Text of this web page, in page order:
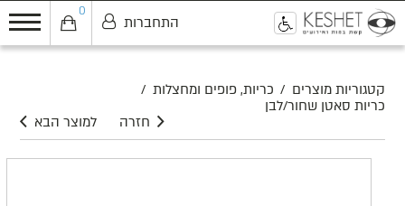
0
התחברות
קטגוריות מוצרים / כריות, פופים ומחצלות /
כריות סאטן שחור/לבן
למוצר הבא
חזרה